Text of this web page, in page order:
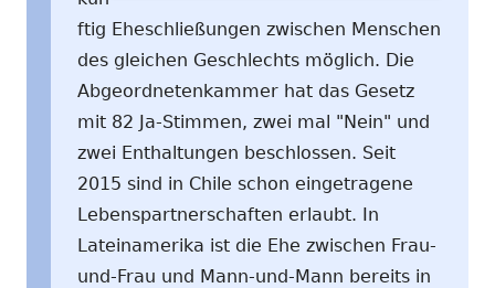
ftig Eheschließungen zwischen Menschen
des gleichen Geschlechts möglich. Die
Abgeordnetenkammer hat das Gesetz
mit 82 Ja-Stimmen, zwei mal "Nein" und
zwei Enthaltungen beschlossen. Seit
2015 sind in Chile schon eingetragene
Lebenspartnerschaften erlaubt. In
Lateinamerika ist die Ehe zwischen Frau-
und-Frau und Mann-und-Mann bereits in